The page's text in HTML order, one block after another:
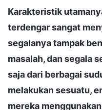
Karakteristik
terdengar sangat
segalanya tampak
masalah, dan segala
saja dari berbagai
melakukan sesuatu,
mereka